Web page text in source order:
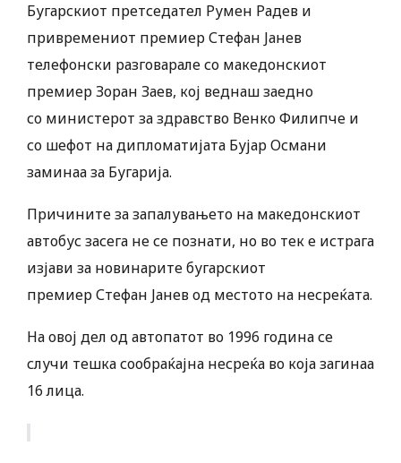
Бугарскиот претседател Румен Радев и
привремениот премиер Стефан Јанев
телефонски разговарале со македонскиот
премиер Зоран Заев, кој веднаш заедно
со министерот за здравство Венко Филипче и
со шефот на дипломатијата Бујар Османи
заминаа за Бугарија.
Причините за запалувањето на македонскиот
автобус засега не се познати, но во тек е истрага
изјави за новинарите бугарскиот
премиер Стефан Јанев од местото на несреќата.
На овој дел од автопатот во 1996 година се
случи тешка сообраќајна несреќа во која загинаа
16 лица.